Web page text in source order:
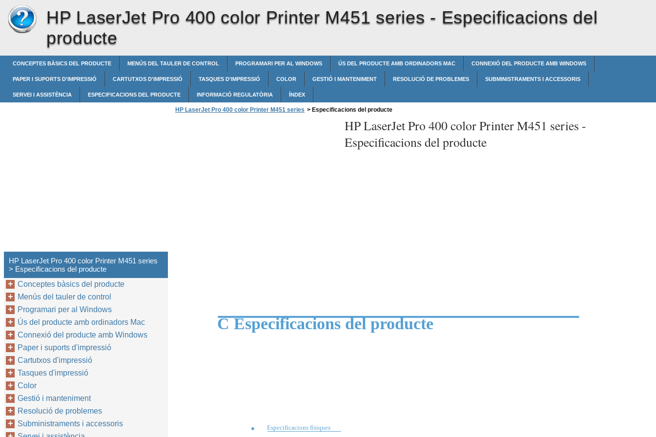
HP LaserJet Pro 400 color Printer M451 series - Especificacions del
producte
CONCEPTES BÀSICS DEL PRODUCTE MENÚS DEL TAULER DE CONTROL PROGRAMARI PER AL WINDOWS ÚS DEL PRODUCTE AMB ORDINADORS MAC CONNEXIÓ DEL PRODUCTE AMB WINDOWS
PAPER I SUPORTS D'IMPRESSIÓ CARTUTXOS D'IMPRESSIÓ TASQUES D'IMPRESSIÓ COLOR GESTIÓ I MANTENIMENT RESOLUCIÓ DE PROBLEMES SUBMINISTRAMENTS I ACCESSORIS
SERVEI I ASSISTÈNCIA ESPECIFICACIONS DEL PRODUCTE INFORMACIÓ REGULATÒRIA ÍNDEX
HP LaserJet Pro 400 color Printer M451 series > Especificacions del producte
HP LaserJet Pro 400 color Printer M451 series -
Especificacions del producte
C Especificacions del producte
● Especificacions físiques
HP LaserJet Pro 400 color Printer M451 series
> Especificacions del producte
Conceptes bàsics del producte
Menús del tauler de control
Programari per al Windows
Ús del producte amb ordinadors Mac
Connexió del producte amb Windows
Paper i suports d'impressió
Cartutxos d'impressió
Tasques d'impressió
Color
Gestió i manteniment
Resolució de problemes
Subministraments i accessoris